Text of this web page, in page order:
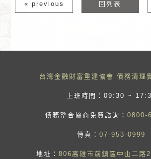
« previous 回列表
台灣金融財富重建協會 債務清理
上班時間：09:30 ~
債務整合協商免費諮詢： 0800-
傳真： 07-953-0999
地址： 806高雄市前鎮區中山二路